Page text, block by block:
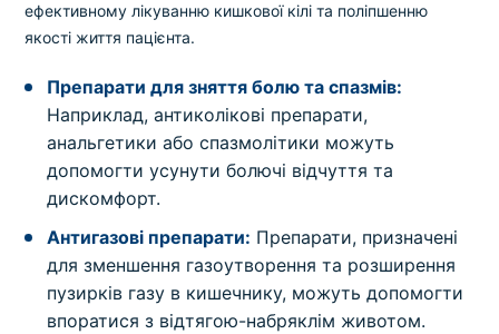
ефективному лікуванню кишкової кілі та поліпшенню
якості життя пацієнта.
Препарати для зняття болю та спазмів:
Наприклад, антиколікові препарати,
анальгетики або спазмолітики можуть
допомогти усунути болючі відчуття та
дискомфорт.
Антигазові препарати: Препарати, призначені
для зменшення газоутворення та розширення
пузирків газу в кишечнику, можуть допомогти
впоратися з відтягою-набряклім животом.